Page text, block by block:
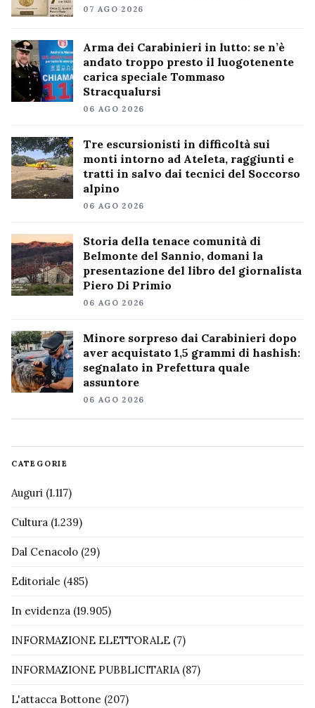
07 AGO 2026
Arma dei Carabinieri in lutto: se n’è
andato troppo presto il luogotenente
carica speciale Tommaso
Stracqualursi
06 AGO 2026
Tre escursionisti in difficoltà sui
monti intorno ad Ateleta, raggiunti e
tratti in salvo dai tecnici del Soccorso
alpino
06 AGO 2026
Storia della tenace comunità di
Belmonte del Sannio, domani la
presentazione del libro del giornalista
Piero Di Primio
06 AGO 2026
Minore sorpreso dai Carabinieri dopo
aver acquistato 1,5 grammi di hashish:
segnalato in Prefettura quale
assuntore
06 AGO 2026
CATEGORIE
Auguri (1.117)
Cultura (1.239)
Dal Cenacolo (29)
Editoriale (485)
In evidenza (19.905)
INFORMAZIONE ELETTORALE (7)
INFORMAZIONE PUBBLICITARIA(87)
L'attacca Bottone (207)